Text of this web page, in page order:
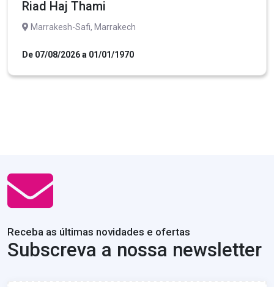
Riad Haj Thami
Marrakesh-Safi, Marrakech
De 07/08/2026 a 01/01/1970
Receba as últimas novidades e ofertas
Subscreva a nossa newsletter